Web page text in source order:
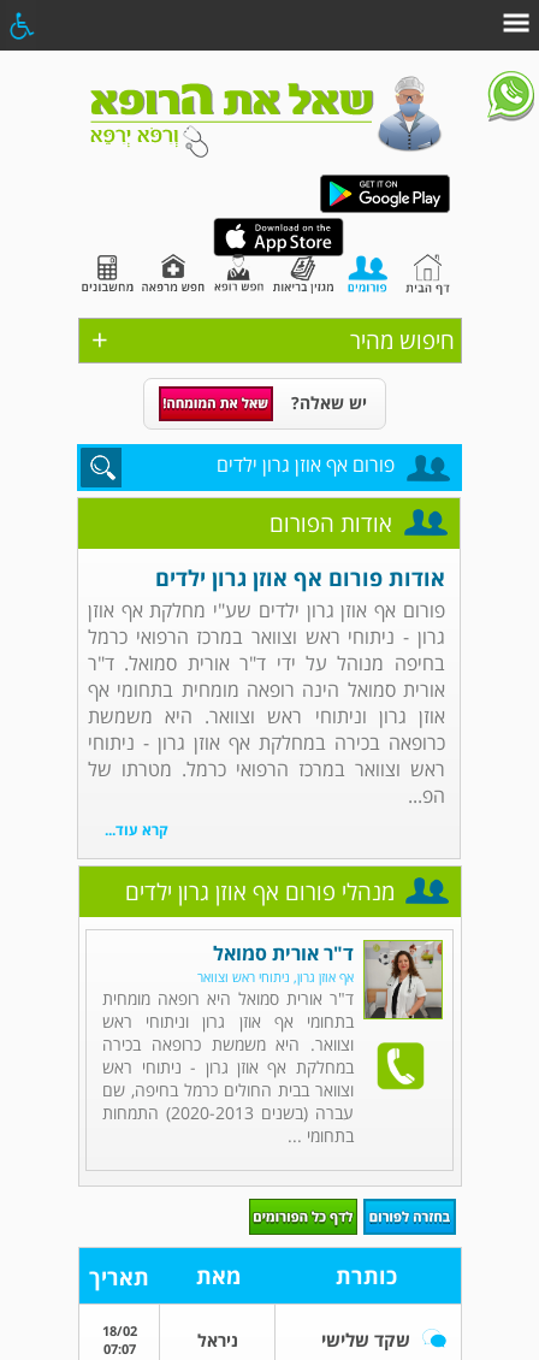
+ חיפוש מהיר
יש שאלה?
פורום אף אוזן גרון ילדים
אודות הפורום
אודות פורום אף אוזן גרון ילדים
פורום אף אוזן גרון ילדים שע"י מחלקת אף אוזן
גרון - ניתוחי ראש וצוואר במרכז הרפואי כרמל
בחיפה מנוהל על ידי ד"ר אורית סמואל. ד"ר
אורית סמואל הינה רופאה מומחית בתחומי אף
אוזן גרון וניתוחי ראש וצוואר. היא משמשת
כרופאה בכירה במחלקת אף אוזן גרון - ניתוחי
ראש וצוואר במרכז הרפואי כרמל. מטרתו של
הפ...
קרא עוד...
מנהלי פורום אף אוזן גרון ילדים
ד"ר אורית סמואל
אף אוזן גרון, ניתוחי ראש וצוואר
ד"ר אורית סמואל היא רופאה מומחית
בתחומי אף אוזן גרון וניתוחי ראש
וצוואר. היא משמשת כרופאה בכירה
במחלקת אף אוזן גרון - ניתוחי ראש
וצוואר בבית החולים כרמל בחיפה, שם
עברה (בשנים 2020-2013) התמחות
בתחומי ...
כותרת מאת תאריך
שקד שלישי ניראל
18/02
07:07